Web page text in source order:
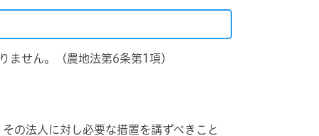
ません。（農地法第6条第1項）
の法人に対し必要な措置を講ずべきこと